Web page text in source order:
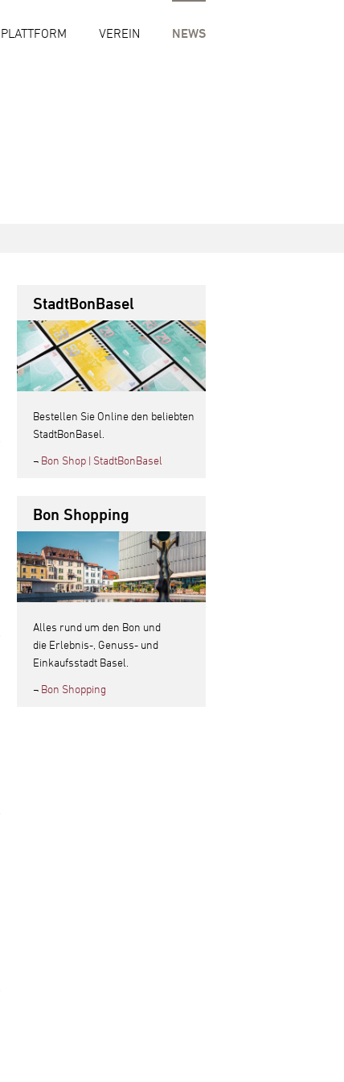
PLATTFORM VEREIN NEWS
StadtBonBasel
Bestellen Sie Online den beliebten
StadtBonBasel.
¬ Bon Shop | StadtBonBasel
Bon Shopping
Alles rund um den Bon und
die Erlebnis-, Genuss- und
Einkaufsstadt Basel.
¬ Bon Shopping